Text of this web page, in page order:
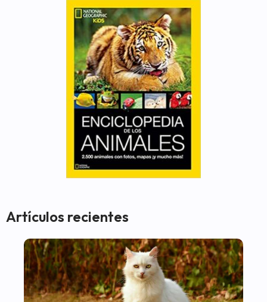
Artículos recientes